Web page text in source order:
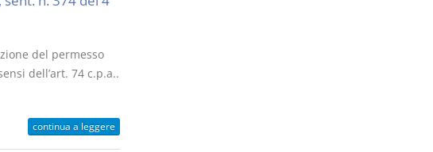
del permesso
dell’art. 74 c.p.a..
continua a leggere